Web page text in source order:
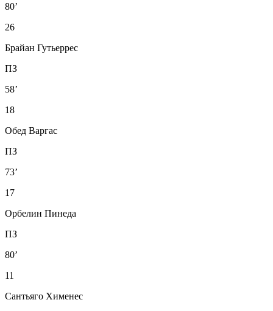
80’
26
Брайан Гутьеррес
ПЗ
58’
18
Обед Варгас
ПЗ
73’
17
Орбелин Пинеда
ПЗ
80’
11
Сантьяго Хименес